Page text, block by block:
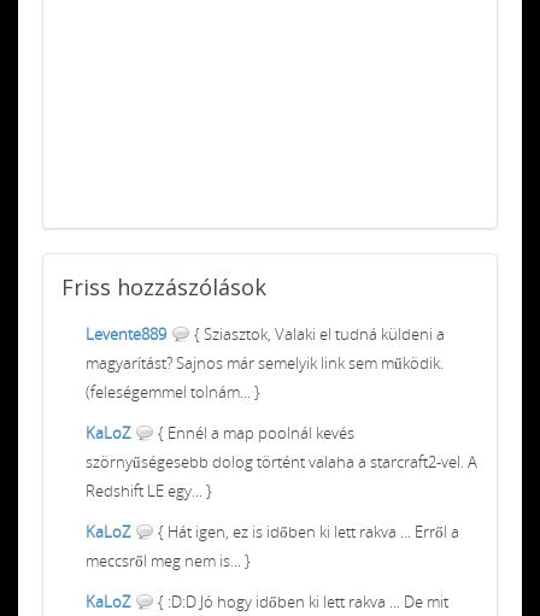
Friss hozzászólások
Levente889
{ Sziasztok, Valaki el tudná küldeni a
magyarítást? Sajnos már semelyik link sem működik.
(feleségemmel tolnám... }
KaLoZ
{ Ennél a map poolnál kevés
szörnyűségesebb dolog történt valaha a starcraft2-vel. A
Redshift LE egy... }
KaLoZ
{ Hát igen, ez is időben ki lett rakva ... Erről a
meccsről meg nem is... }
KaLoZ
{ :D:D Jó hogy időben ki lett rakva ... De mit